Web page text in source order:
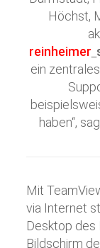
Höchst,
reinheimer
ein
haben“,
Mit
via Internet
Desktop des
Bildschirm